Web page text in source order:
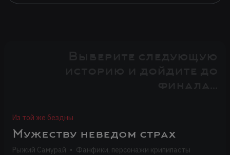
Из той же бездны
Мужеству неведом страх
Рыжий Самурай • Фанфики, персонажи крипипасты